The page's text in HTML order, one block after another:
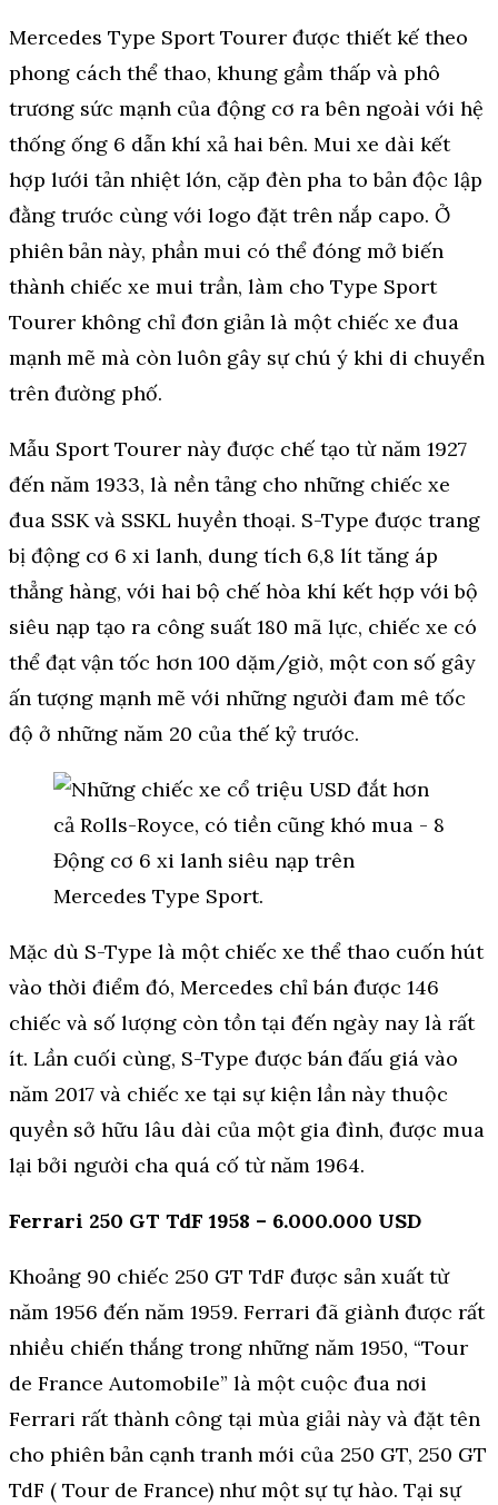
Mercedes Type Sport Tourer được thiết kế theo
phong cách thể thao, khung gầm thấp và phô
trương sức mạnh của động cơ ra bên ngoài với hệ
thống ống 6 dẫn khí xả hai bên. Mui xe dài kết
hợp lưới tản nhiệt lớn, cặp đèn pha to bản độc lập
đằng trước cùng với logo đặt trên nắp capo. Ở
phiên bản này, phần mui có thể đóng mở biến
thành chiếc xe mui trần, làm cho Type Sport
Tourer không chỉ đơn giản là một chiếc xe đua
mạnh mẽ mà còn luôn gây sự chú ý khi di chuyển
trên đường phố.
Mẫu Sport Tourer này được chế tạo từ năm 1927
đến năm 1933, là nền tảng cho những chiếc xe
đua SSK và SSKL huyền thoại. S-Type được trang
bị động cơ 6 xi lanh, dung tích 6,8 lít tăng áp
thẳng hàng, với hai bộ chế hòa khí kết hợp với bộ
siêu nạp tạo ra công suất 180 mã lực, chiếc xe có
thể đạt vận tốc hơn 100 dặm/giờ, một con số gây
ấn tượng mạnh mẽ với những người đam mê tốc
độ ở những năm 20 của thế kỷ trước.
Động cơ 6 xi lanh siêu nạp trên
Mercedes Type Sport.
Mặc dù S-Type là một chiếc xe thể thao cuốn hút
vào thời điểm đó, Mercedes chỉ bán được 146
chiếc và số lượng còn tồn tại đến ngày nay là rất
ít. Lần cuối cùng, S-Type được bán đấu giá vào
năm 2017 và chiếc xe tại sự kiện lần này thuộc
quyền sở hữu lâu dài của một gia đình, được mua
lại bởi người cha quá cố từ năm 1964.
Ferrari 250 GT TdF 1958 – 6.000.000 USD
Khoảng 90 chiếc 250 GT TdF được sản xuất từ
năm 1956 đến năm 1959. Ferrari đã giành được rất
nhiều chiến thắng trong những năm 1950, “Tour
de France Automobile” là một cuộc đua nơi
Ferrari rất thành công tại mùa giải này và đặt tên
cho phiên bản cạnh tranh mới của 250 GT, 250 GT
TdF ( Tour de France) như một sự tự hào. Tại sự